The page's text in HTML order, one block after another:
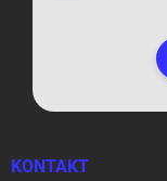
KONTAKT